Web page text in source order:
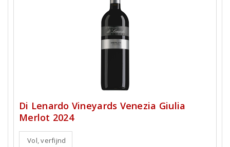
Di Lenardo Vineyards Venezia Giulia
Merlot 2024
Vol, verfijnd